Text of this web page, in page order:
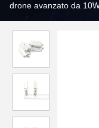
drone avanzato da